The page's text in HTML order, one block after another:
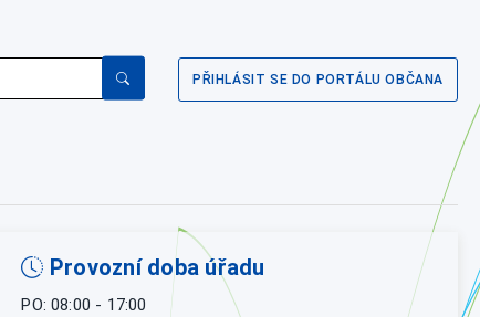
PŘIHLÁSIT SE DO PORTÁLU OBČANA
Provozní doba úřadu
PO: 08:00 - 17:00